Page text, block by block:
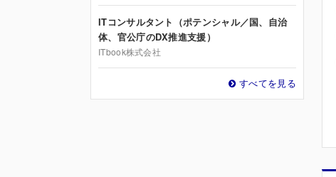
ITコンサルタント（ポテンシャル／国、自治
体、官公庁のDX推進支援）
ITbook株式会社
すべてを見る